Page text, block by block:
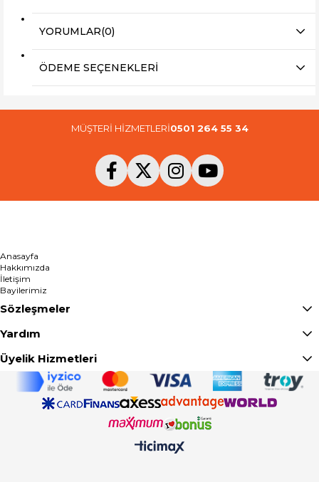
YORUMLAR(0)
ÖDEME SEÇENEKLERI
MÜŞTERİ HİZMETLERİ0501 264 55 34
Anasayfa
Hakkımızda
İletişim
Bayilerimiz
Sözleşmeler
Yardım
Üyelik Hizmetleri